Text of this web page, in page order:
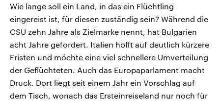
Wie lange soll ein Land, in das ein Flüchtling
eingereist ist, für diesen zuständig sein? Während die
CSU zehn Jahre als Zielmarke nennt, hat Bulgarien
acht Jahre gefordert. Italien hofft auf deutlich kürzere
Fristen und möchte eine viel schnellere Umverteilung
der Geflüchteten. Auch das Europaparlament macht
Druck. Dort liegt seit einem Jahr ein Vorschlag auf
dem Tisch, wonach das Ersteinreiseland nur noch für